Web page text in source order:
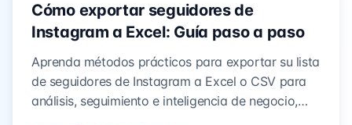
Cómo exportar seguidores de
Instagram a Excel: Guía paso a paso
Aprenda métodos prácticos para exportar su lista
de seguidores de Instagram a Excel o CSV para
análisis, seguimiento e inteligencia de negocio,